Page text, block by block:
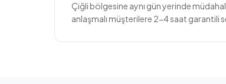
Çiğli bölgesine aynı gün yerinde
anlaşmalı müşterilere 2-4 saat garantili